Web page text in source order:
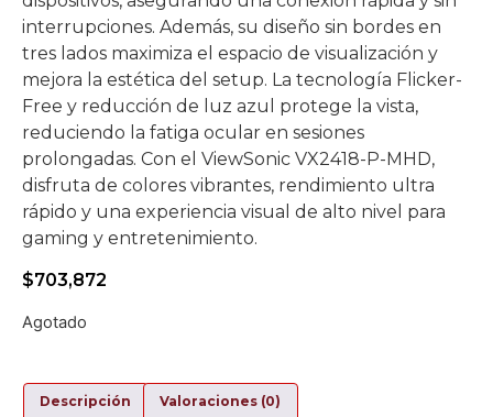
interrupciones. Además, su diseño sin bordes en
tres lados maximiza el espacio de visualización y
mejora la estética del setup. La tecnología Flicker-
Free y reducción de luz azul protege la vista,
reduciendo la fatiga ocular en sesiones
prolongadas. Con el ViewSonic VX2418-P-MHD,
disfruta de colores vibrantes, rendimiento ultra
rápido y una experiencia visual de alto nivel para
gaming y entretenimiento.
$703,872
Agotado
Descripción Valoraciones (0)